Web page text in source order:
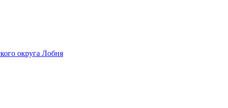
округа Лобня